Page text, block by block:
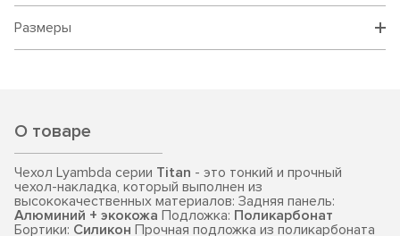
Размеры
О товаре
Чехол Lyambda серии Titan - это тонкий и прочный
чехол-накладка, который выполнен из
высококачественных материалов: Задняя панель:
Алюминий + экокожа Подложка: Поликарбонат
Бортики: Силикон Прочная подложка из поликарбоната